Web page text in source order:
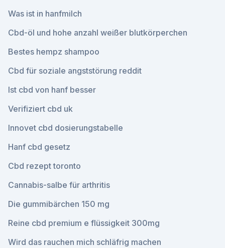
Was ist in hanfmilch
Cbd-öl und hohe anzahl weißer blutkörperchen
Bestes hempz shampoo
Cbd für soziale angststörung reddit
Ist cbd von hanf besser
Verifiziert cbd uk
Innovet cbd dosierungstabelle
Hanf cbd gesetz
Cbd rezept toronto
Cannabis-salbe für arthritis
Die gummibärchen 150 mg
Reine cbd premium e flüssigkeit 300mg
Wird das rauchen mich schläfrig machen